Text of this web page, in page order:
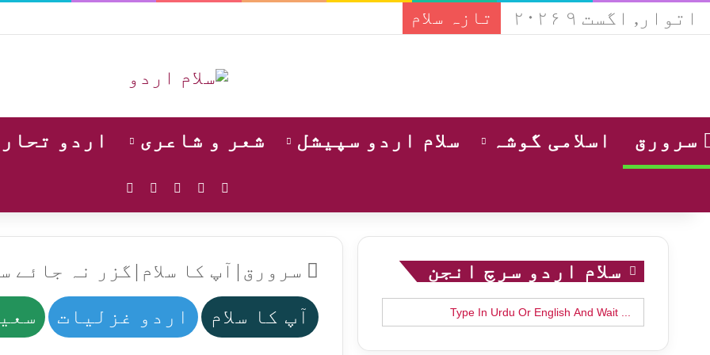
اتوار, اگست ۹ ۲۰۲۶ تازہ سلام
سرورق اسلامی گوشہ سلام اردو سپیشل شعر و شاعری اردو
Facebook
YouTube
Instagram
سرورق | آپ کا سلام | گزر نہ جائے
آپ کا سلام اردو غزلیات
سلام اردو سرچ انجن
Search
for: